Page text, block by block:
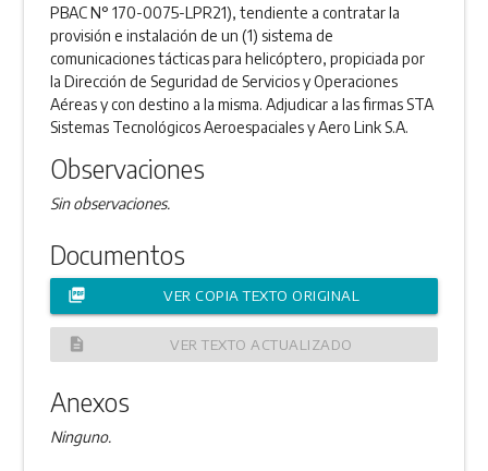
PBAC N° 170-0075-LPR21), tendiente a contratar la
provisión e instalación de un (1) sistema de
comunicaciones tácticas para helicóptero, propiciada por
la Dirección de Seguridad de Servicios y Operaciones
Aéreas y con destino a la misma. Adjudicar a las firmas STA
Sistemas Tecnológicos Aeroespaciales y Aero Link S.A.
Observaciones
Sin observaciones.
Documentos
picture_as_pdf VER COPIA TEXTO ORIGINAL
description VER TEXTO ACTUALIZADO
Anexos
Ninguno.